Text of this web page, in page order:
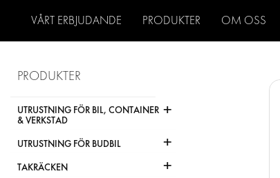
VÅRT ERBJUDANDE PRODUKTER OM OSS
PRODUKTER
UTRUSTNING FÖR BIL, CONTAINER
& VERKSTAD
+
UTRUSTNING FÖR BUDBIL +
TAKRÄCKEN +